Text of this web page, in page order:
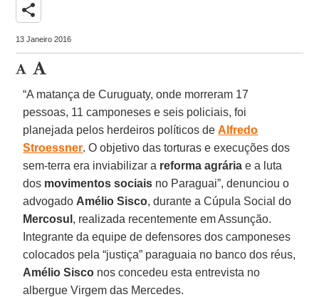
share
13 Janeiro 2016
“A matança de Curuguaty, onde morreram 17
pessoas, 11 camponeses e seis policiais, foi
planejada pelos herdeiros políticos deAlfredo
Stroessner. O objetivo das torturas e execuções dos
sem-terra era inviabilizar a reforma agrária e a luta
dos movimentos sociais no Paraguai”, denunciou o
advogado Amélio Sisco, durante a Cúpula Social do
Mercosul , realizada recentemente em Assunção.
Integrante da equipe de defensores dos camponeses
colocados pela “justiça” paraguaia no banco dos réus,
Amélio Sisco nos concedeu esta entrevista no
albergue Virgem das Mercedes.